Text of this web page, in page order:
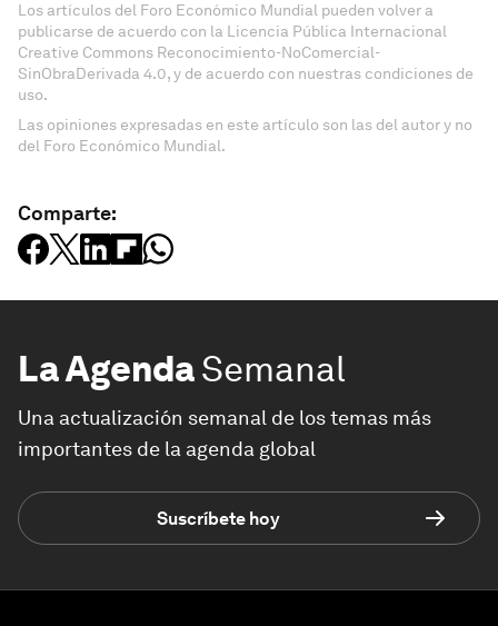
Los artículos del Foro Económico Mundial pueden volver a
publicarse de acuerdo con la Licencia Pública Internacional
Creative Commons Reconocimiento-NoComercial-
SinObraDerivada 4.0, y de acuerdo con nuestras condiciones de
uso.
Las opiniones expresadas en este artículo son las del autor y no
del Foro Económico Mundial.
Comparte:
La AgendaSemanal
Una actualización semanal de los temas más
importantes de la agenda global
Suscríbete hoy